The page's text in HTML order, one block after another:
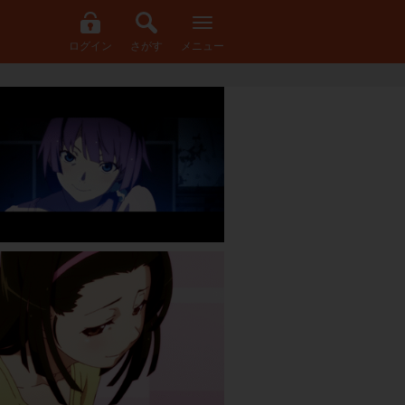
ログイン さがす メニュー